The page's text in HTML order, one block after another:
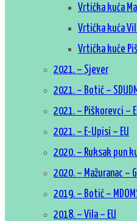
Vrtićka kuća
Vrtićka kuća
Vrtićka kuće
2021. – Sjever
2021. – Botić – SDUDM
2021. – Piškorevci –
2021. – E-Upisi – EU
2020. – Ruksak pun
2020. – Mažuranac –
2019. – Botić –
2018. – Vila – EU